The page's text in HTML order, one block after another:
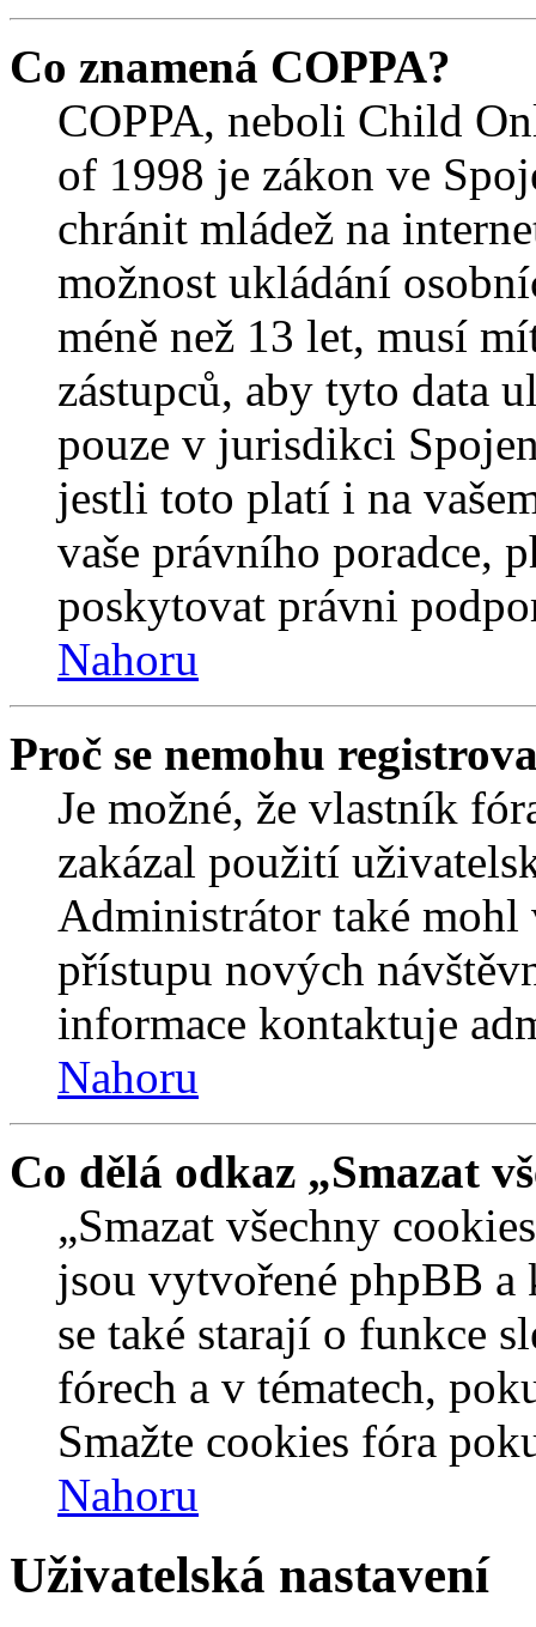
Co znamená COPPA?
COPPA, neboli Child
of 1998 je zákon ve
chránit mládež na
možnost ukládání
méně než 13 let, musí
zástupců, aby tyto data
pouze v jurisdikci
jestli toto platí i na
vaše právního poradce,
poskytovat právni
Nahoru
Proč se nemohu
Je možné, že vlastník
zakázal použití
Administrátor také mohl
přístupu nových
informace kontaktuje
Nahoru
Co dělá odkaz „Smazat
„Smazat všechny
jsou vytvořené phpBB a
se také starají o funkce
fórech a v tématech,
Smažte cookies fóra
Nahoru
Uživatelská nastavení